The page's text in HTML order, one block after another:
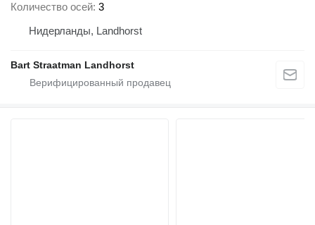
Количество осей 3
Нидерланды, Landhorst
Bart Straatman Landhorst